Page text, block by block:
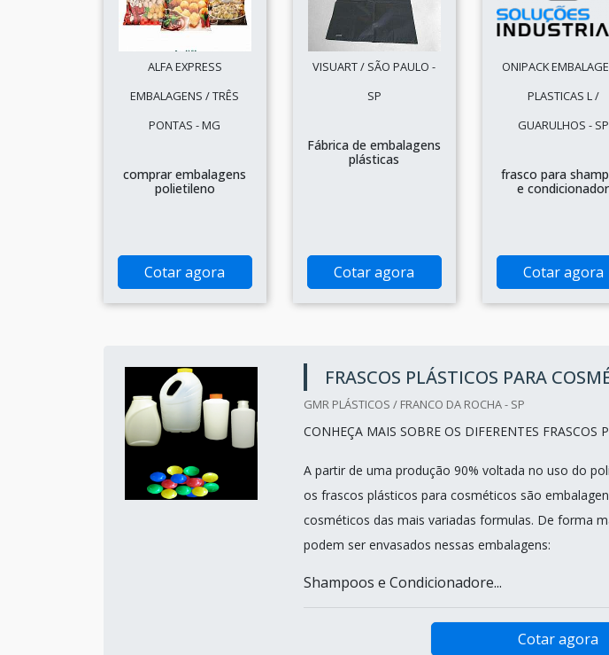
ALFA EXPRESS
EMBALAGENS / TRÊS
PONTAS - MG
comprar embalagens
polietileno
Cotar agora
VISUART / SÃO PAULO -
SP
Fábrica de embalagens
plásticas
Cotar agora
ONIPACK
PLASTICAS L /
GUARULHOS - SP
frasco para
e condicionador
Cotar agora
FRASCOS PLÁSTICOS PARA
GMR PLÁSTICOS / FRANCO DA ROCHA - SP
CONHEÇA MAIS SOBRE OS DIFERENTES FRASCOS
A partir de uma produção 90% voltada no uso do
os frascos plásticos para cosméticos são
cosméticos das mais variadas formulas. De forma
podem ser envasados nessas embalagens:
Shampoos e Condicionadore...
Cotar agora